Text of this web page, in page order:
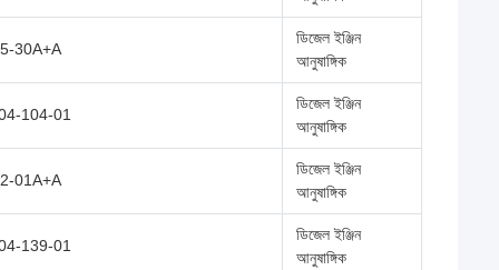
30A+A
ডিজেল ইঞ্জিন
আনুষাঙ্গিক
104-01
ডিজেল ইঞ্জিন
আনুষাঙ্গিক
01A+A
ডিজেল ইঞ্জিন
আনুষাঙ্গিক
139-01
ডিজেল ইঞ্জিন
আনুষাঙ্গিক